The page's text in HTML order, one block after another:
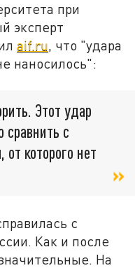
при
эксперт
aif.ru, что "удара
наносилось":
Этот удар
с
которого нет
с
Как и после
На